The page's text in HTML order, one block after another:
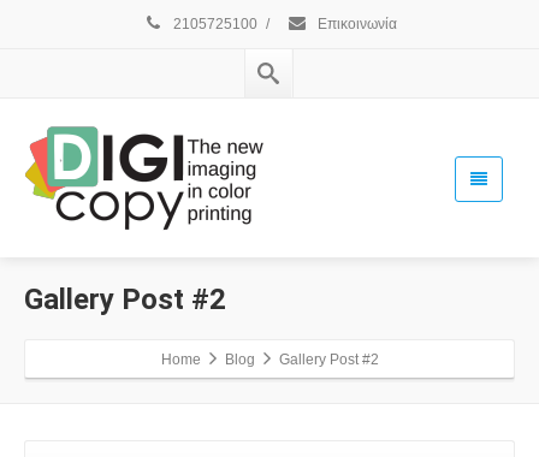
2105725100 / Επικοινωνία
Gallery Post #2
Home Blog Gallery Post #2